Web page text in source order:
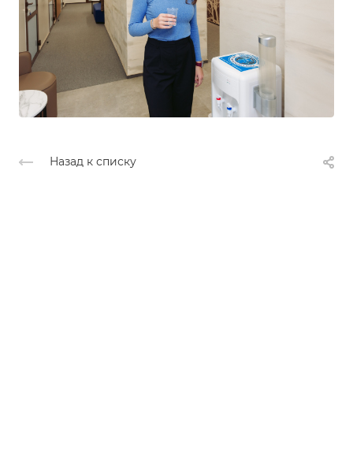
Назад к списку